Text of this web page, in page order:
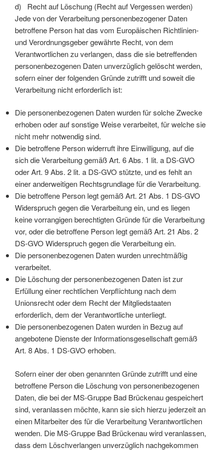
d) Recht auf Löschung (Recht auf Vergessen werden)
Jede von der Verarbeitung personenbezogener Daten
betroffene Person hat das vom Europäischen Richtlinien-
und Verordnungsgeber gewährte Recht, von dem
Verantwortlichen zu verlangen, dass die sie betreffenden
personenbezogenen Daten unverzüglich gelöscht werden,
sofern einer der folgenden Gründe zutrifft und soweit die
Verarbeitung nicht erforderlich ist:
Die personenbezogenen Daten wurden für solche Zwecke
erhoben oder auf sonstige Weise verarbeitet, für welche sie
nicht mehr notwendig sind.
Die betroffene Person widerruft ihre Einwilligung, auf die
sich die Verarbeitung gemäß Art. 6 Abs. 1 lit. a DS-GVO
oder Art. 9 Abs. 2 lit. a DS-GVO stützte, und es fehlt an
einer anderweitigen Rechtsgrundlage für die Verarbeitung.
Die betroffene Person legt gemäß Art. 21 Abs. 1 DS-GVO
Widerspruch gegen die Verarbeitung ein, und es liegen
keine vorrangigen berechtigten Gründe für die Verarbeitung
vor, oder die betroffene Person legt gemäß Art. 21 Abs. 2
DS-GVO Widerspruch gegen die Verarbeitung ein.
Die personenbezogenen Daten wurden unrechtmäßig
verarbeitet.
Die Löschung der personenbezogenen Daten ist zur
Erfüllung einer rechtlichen Verpflichtung nach dem
Unionsrecht oder dem Recht der Mitgliedstaaten
erforderlich, dem der Verantwortliche unterliegt.
Die personenbezogenen Daten wurden in Bezug auf
angebotene Dienste der Informationsgesellschaft gemäß
Art. 8 Abs. 1 DS-GVO erhoben.
Sofern einer der oben genannten Gründe zutrifft und eine
betroffene Person die Löschung von personenbezogenen
Daten, die bei der MS-Gruppe Bad Brückenau gespeichert
sind, veranlassen möchte, kann sie sich hierzu jederzeit an
einen Mitarbeiter des für die Verarbeitung Verantwortlichen
wenden. Die MS-Gruppe Bad Brückenau wird veranlassen,
dass dem Löschverlangen unverzüglich nachgekommen